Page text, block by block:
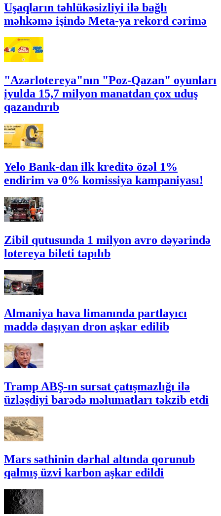
Uşaqların təhlükəsizliyi ilə bağlı
məhkəmə işində Meta-ya rekord cərimə
"Azərlotereya"nın "Poz-Qazan" oyunları
iyulda 15,7 milyon manatdan çox uduş
qazandırıb
Yelo Bank-dan ilk kreditə özəl 1%
endirim və 0% komissiya kampaniyası!
Zibil qutusunda 1 milyon avro dəyərində
lotereya bileti tapılıb
Almaniya hava limanında partlayıcı
maddə daşıyan dron aşkar edilib
Tramp ABŞ-ın sursat çatışmazlığı ilə
üzləşdiyi barədə məlumatları təkzib etdi
Mars səthinin dərhal altında qorunub
qalmış üzvi karbon aşkar edildi